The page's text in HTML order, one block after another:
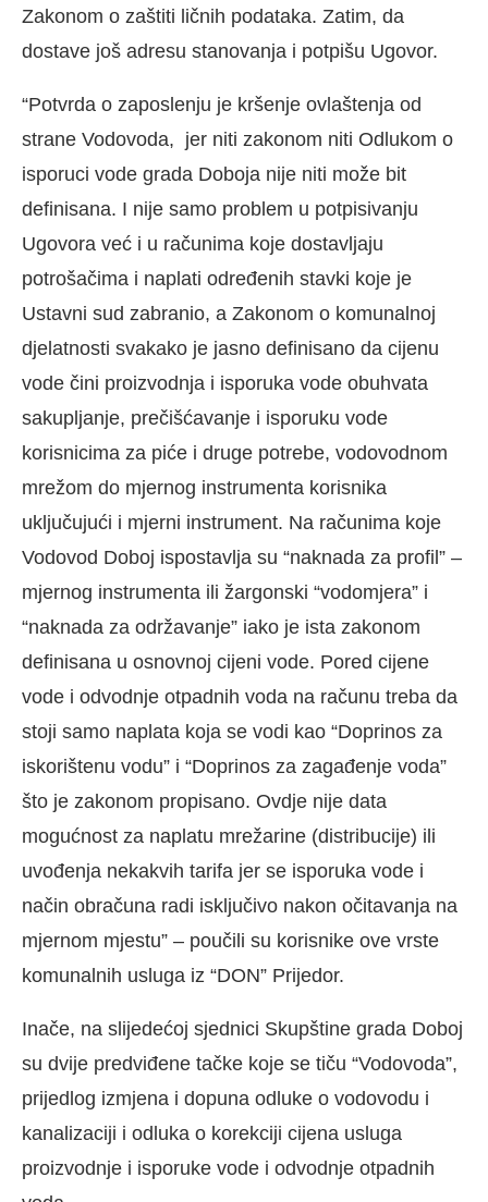
Zakonom o zaštiti ličnih podataka. Zatim, da
dostave još adresu stanovanja i potpišu Ugovor.
“Potvrda o zaposlenju je kršenje ovlaštenja od
strane Vodovoda, jer niti zakonom niti Odlukom o
isporuci vode grada Doboja nije niti može bit
definisana. I nije samo problem u potpisivanju
Ugovora već i u računima koje dostavljaju
potrošačima i naplati određenih stavki koje je
Ustavni sud zabranio, a Zakonom o komunalnoj
djelatnosti svakako je jasno definisano da cijenu
vode čini proizvodnja i isporuka vode obuhvata
sakupljanje, prečišćavanje i isporuku vode
korisnicima za piće i druge potrebe, vodovodnom
mrežom do mjernog instrumenta korisnika
uključujući i mjerni instrument. Na računima koje
Vodovod Doboj ispostavlja su “naknada za profil” –
mjernog instrumenta ili žargonski “vodomjera” i
“naknada za održavanje” iako je ista zakonom
definisana u osnovnoj cijeni vode. Pored cijene
vode i odvodnje otpadnih voda na računu treba da
stoji samo naplata koja se vodi kao “Doprinos za
iskorištenu vodu” i “Doprinos za zagađenje voda”
što je zakonom propisano. Ovdje nije data
mogućnost za naplatu mrežarine (distribucije) ili
uvođenja nekakvih tarifa jer se isporuka vode i
način obračuna radi isključivo nakon očitavanja na
mjernom mjestu” – poučili su korisnike ove vrste
komunalnih usluga iz “DON” Prijedor.
Inače, na slijedećoj sjednici Skupštine grada Doboj
su dvije predviđene tačke koje se tiču “Vodovoda”,
prijedlog izmjena i dopuna odluke o vodovodu i
kanalizaciji i odluka o korekciji cijena usluga
proizvodnje i isporuke vode i odvodnje otpadnih